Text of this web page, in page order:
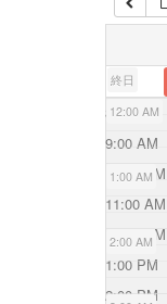
終日
12:00 AM
1:00 AM
2:00 AM
8:00 AM
9:00 AM
10:00 AM
11:00 AM
12:00 PM
1:00 PM
2:00 PM